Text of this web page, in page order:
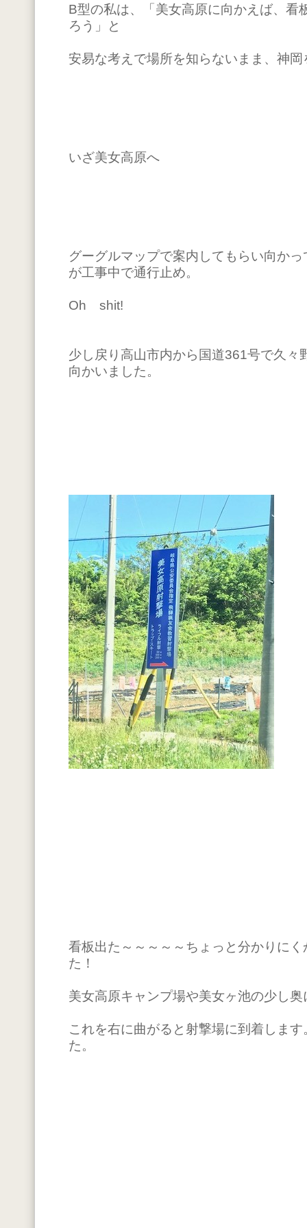
B型の私は、「美女高原に向かえば、看
ろう」と
安易な考えで場所を知らないまま、神
いざ美女高原へ
グーグルマップで案内してもらい向か
が工事中で通行止め。
Oh shit!
少し戻り高山市内から国道361号で久々
向かいました。
看板出た～～～～～ちょっと分かりに
た！
美女高原キャンプ場や美女ヶ池の少し
これを右に曲がると射撃場に到着しま
た。